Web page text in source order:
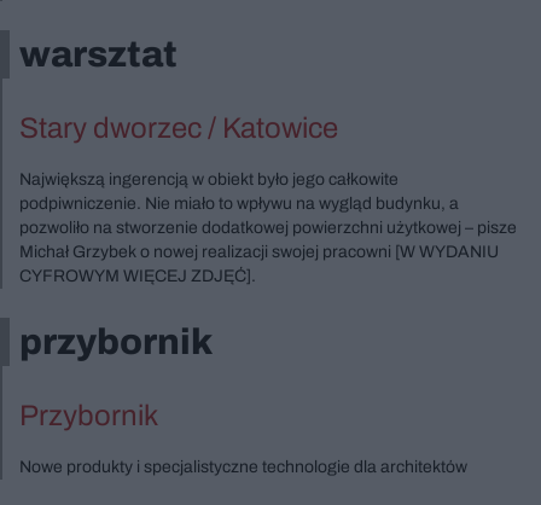
warsztat
Stary dworzec / Katowice
Największą ingerencją w obiekt było jego całkowite
podpiwniczenie. Nie miało to wpływu na wygląd budynku, a
pozwoliło na stworzenie dodatkowej powierzchni użytkowej – pisze
Michał Grzybek o nowej realizacji swojej pracowni [W WYDANIU
CYFROWYM WIĘCEJ ZDJĘĆ].
przybornik
Przybornik
Nowe produkty i specjalistyczne technologie dla architektów